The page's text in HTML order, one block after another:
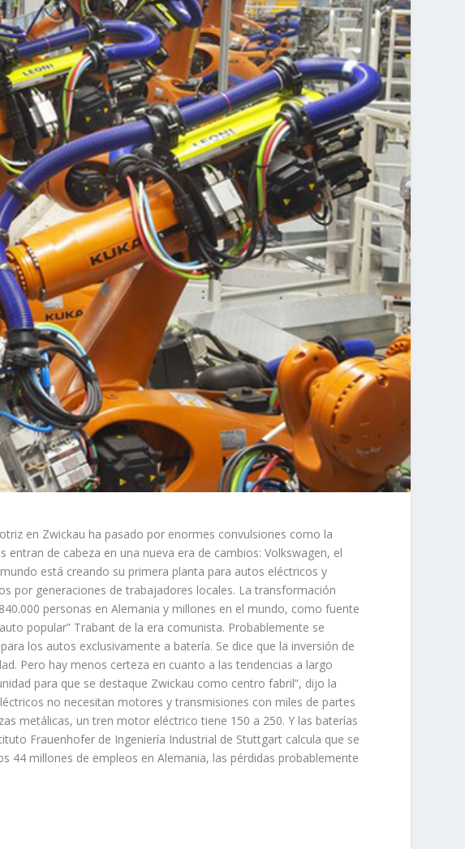
en Zwickau ha pasado por enormes convulsiones como la
de cabeza en una nueva era de cambios: Volkswagen, el
está creando su primera planta para autos eléctricos y
por generaciones de trabajadores locales. La transformación
personas en Alemania y millones en el mundo, como fuente
popular” Trabant de la era comunista. Probablemente se
los autos exclusivamente a batería. Se dice que la inversión de
Pero hay menos certeza en cuanto a las tendencias a largo
para que se destaque Zwickau como centro fabril”, dijo la
no necesitan motores y transmisiones con miles de partes
metálicas, un tren motor eléctrico tiene 150 a 250. Y las baterías
Frauenhofer de Ingeniería Industrial de Stuttgart calcula que se
44 millones de empleos en Alemania, las pérdidas probablemente